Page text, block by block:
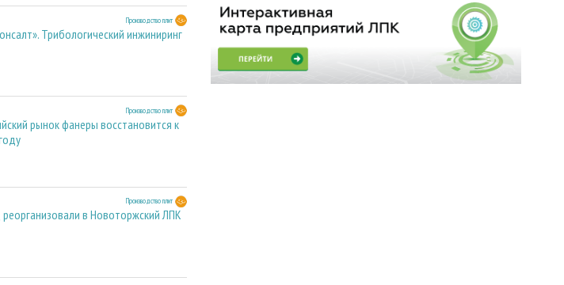
Производство плит
Трибологический инжиниринг
Производство плит
рынок фанеры восстановится к
Производство плит
в Новоторжский ЛПК